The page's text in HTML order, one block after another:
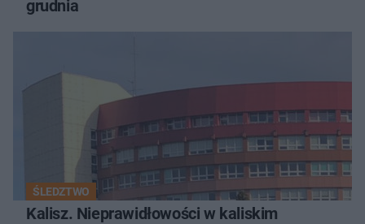
grudnia
ŚLEDZTWO
Kalisz. Nieprawidłowości w kaliskim